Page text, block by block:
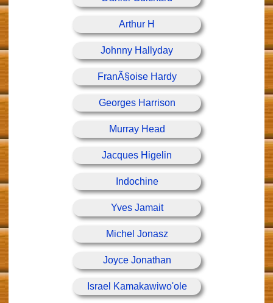
Arthur H
Johnny Hallyday
FranÃ§oise Hardy
Georges Harrison
Murray Head
Jacques Higelin
Indochine
Yves Jamait
Michel Jonasz
Joyce Jonathan
Israel Kamakawiwo'ole